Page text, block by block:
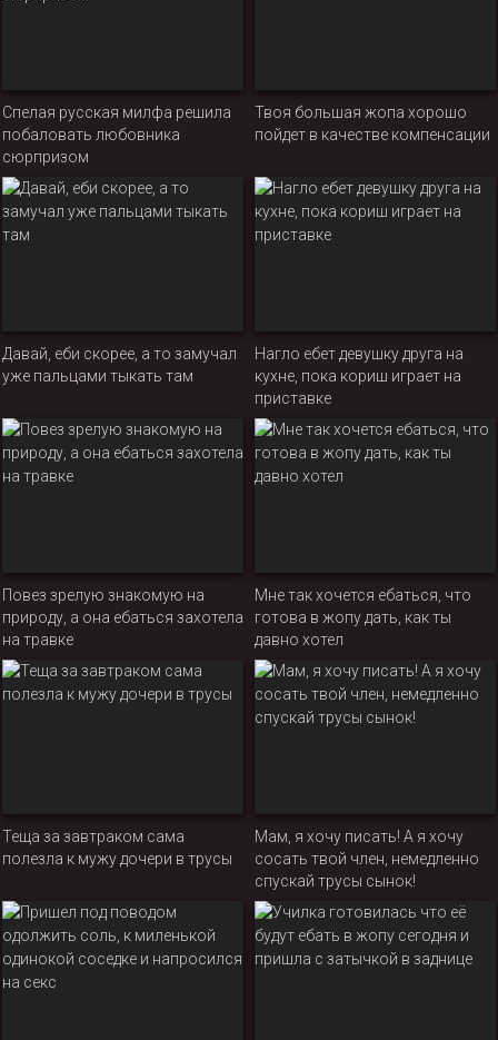
Спелая русская милфа решила
побаловать любовника
сюрпризом
Твоя большая жопа хорошо
пойдет в качестве компенсации
Давай, еби скорее, а то замучал
уже пальцами тыкать там
Нагло ебет девушку друга на
кухне, пока кориш играет на
приставке
Повез зрелую знакомую на
природу, а она ебаться захотела
на травке
Мне так хочется ебаться, что
готова в жопу дать, как ты
давно хотел
Теща за завтраком сама
полезла к мужу дочери в трусы
Мам, я хочу писать! А я хочу
сосать твой член, немедленно
спускай трусы сынок!